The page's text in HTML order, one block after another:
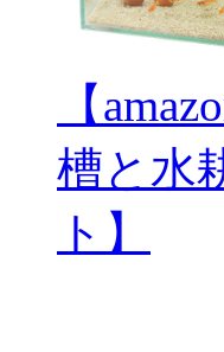
【
槽と水
ト】